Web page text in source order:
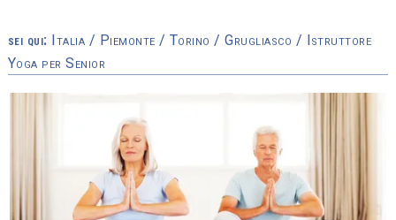
sei qui: Italia / Piemonte / Torino/Grugliasco / Istruttore
Yoga per Senior